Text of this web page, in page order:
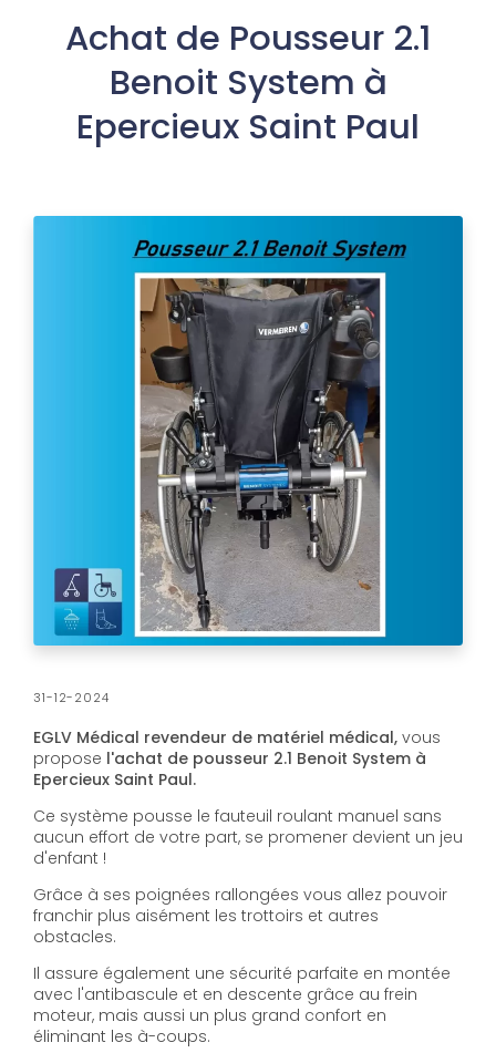
Achat de Pousseur 2.1
Benoit System à
Epercieux Saint Paul
31-12-2024
EGLV Médical revendeur de matériel médical, vous
propose l'achat de pousseur 2.1 Benoit System à
Epercieux Saint Paul.
Ce système pousse le fauteuil roulant manuel sans
aucun effort de votre part, se promener devient un jeu
d'enfant !
Grâce à ses poignées rallongées vous allez pouvoir
franchir plus aisément les trottoirs et autres
obstacles.
Il assure également une sécurité parfaite en montée
avec l'antibascule et en descente grâce au frein
moteur, mais aussi un plus grand confort en
éliminant les à-coups.